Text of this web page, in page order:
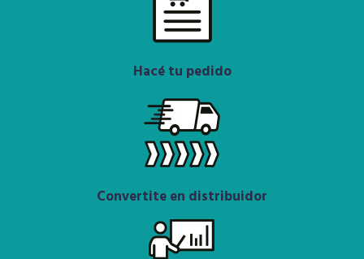
Hacé tu pedido
Convertite en distribuidor